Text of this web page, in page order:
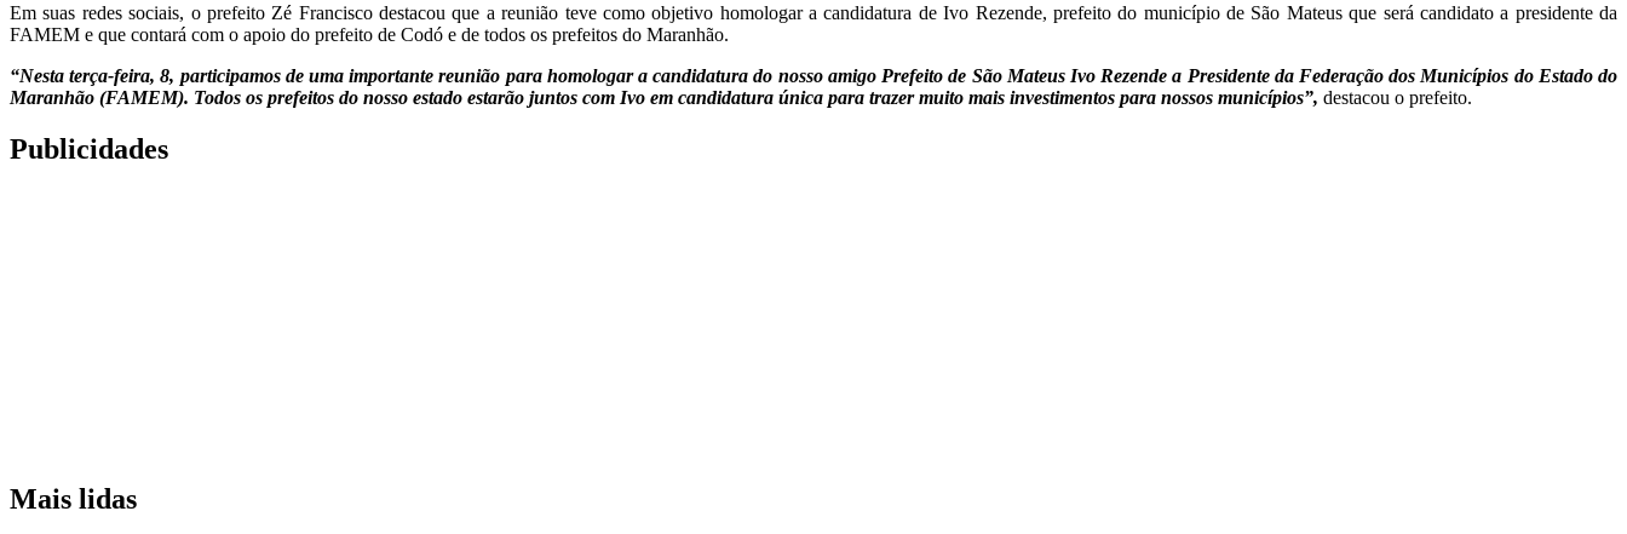
Em suas redes sociais, o prefeito Zé Francisco destacou que a reunião teve como objetivo homologar a candidatura de Ivo Rezende, prefeito do município de São Mateus que será candidato a presidente da
FAMEM e que contará com o apoio do prefeito de Codó e de todos os prefeitos do Maranhão.
“Nesta terça-feira, 8, participamos de uma importante reunião para homologar a candidatura do nosso amigo Prefeito de São Mateus Ivo Rezende a Presidente da Federação dos Municípios do Estado do
Maranhão (FAMEM). Todos os prefeitos do nosso estado estarão juntos com Ivo em candidatura única para trazer muito mais investimentos para nossos municípios”, destacou o prefeito.
Publicidades
Mais lidas